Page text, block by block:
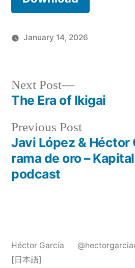
January 14, 2026
Post
navigation
Previous PostPrevious
post:
Javi López & Héctor
rama de oro –
podcast
Next Post
Next
post:
The Era of Ikigai
Héctor García
[日本語]